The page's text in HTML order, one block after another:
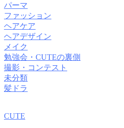
パーマ
ファッション
ヘアケア
ヘアデザイン
メイク
勉強会・CUTEの裏側
撮影・コンテスト
未分類
髪ドラ
CUTE